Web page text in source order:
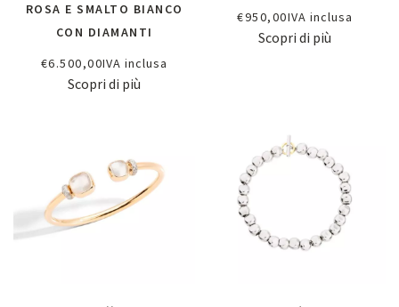
ROSA E SMALTO BIANCO
CON DIAMANTI
€6.500,00IVA inclusa
Scopri di più
€950,00IVA inclusa
Scopri di più